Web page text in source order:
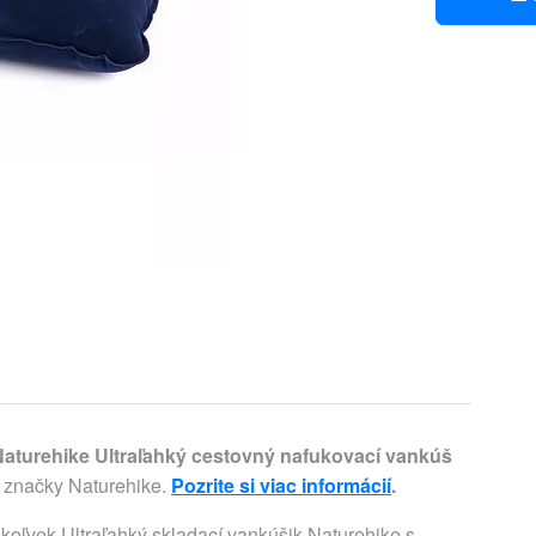
Ultraľahký cestovný nafukovací vankúš
Naturehike. Pozrite si viac informácií.